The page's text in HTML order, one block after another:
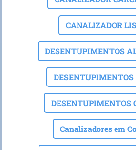
CANALIZADOR
DESENTUPIMENTOS
DESENTUPIMENTOS
DESENTUPIMENTOS
Canalizadores em